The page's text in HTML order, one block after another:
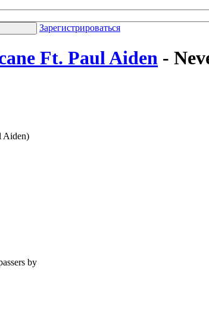
Зарегистрироваться
Ft. Paul Aiden -
Aiden)
by